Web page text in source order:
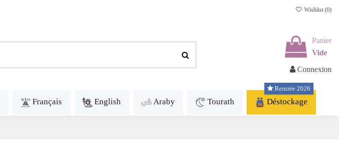
Wishlist (0)
Panier
Vide
Connexion
Français English Araby Tourath Déstockage
Rentrée 2026